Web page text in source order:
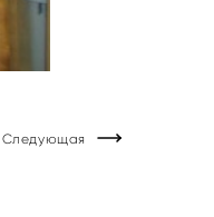
Следующая